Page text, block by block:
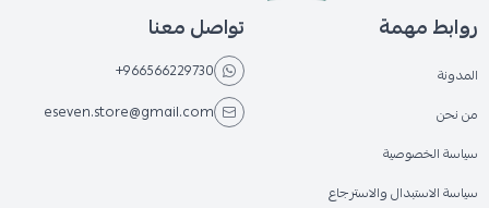
روابط مهمة
المدونة
من نحن
سياسة الخصوصية
سياسة الاستبدال والاسترجاع
تواصل معنا
+966566229730
eseven.store@gmail.com